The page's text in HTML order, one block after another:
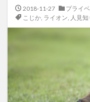
2018-11-27
プライ
こじか, ライオン, 人見知